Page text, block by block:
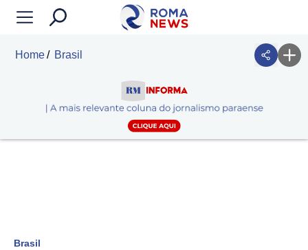
Home Brasil
Brasil